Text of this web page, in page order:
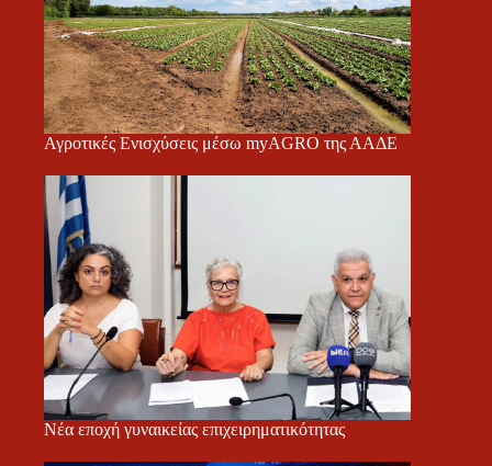
Αγροτικές Ενισχύσεις μέσω myAGRO της ΑΑΔΕ
Νέα εποχή γυναικείας επιχειρηματικότητας